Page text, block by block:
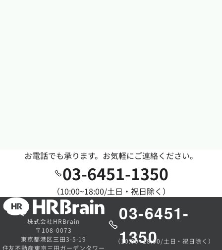
お電話でも承ります。お気軽にご連絡ください。
03-6451-1350
（10:00~18:00/土日・祝日除く）
株式会社HRBrain
〒108-0073
東京都港区三田3-5-19
住友不動産東京三田ガーデンタワー
03-6451-
1350
（10:00~18:00/土日・祝日除く）